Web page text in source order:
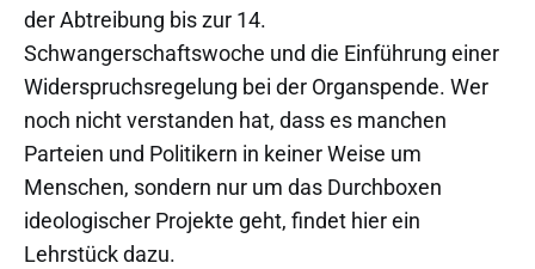
der Abtreibung bis zur 14.
Schwangerschaftswoche und die Einführung einer
Widerspruchsregelung bei der Organspende. Wer
noch nicht verstanden hat, dass es manchen
Parteien und Politikern in keiner Weise um
Menschen, sondern nur um das Durchboxen
ideologischer Projekte geht, findet hier ein
Lehrstück dazu.